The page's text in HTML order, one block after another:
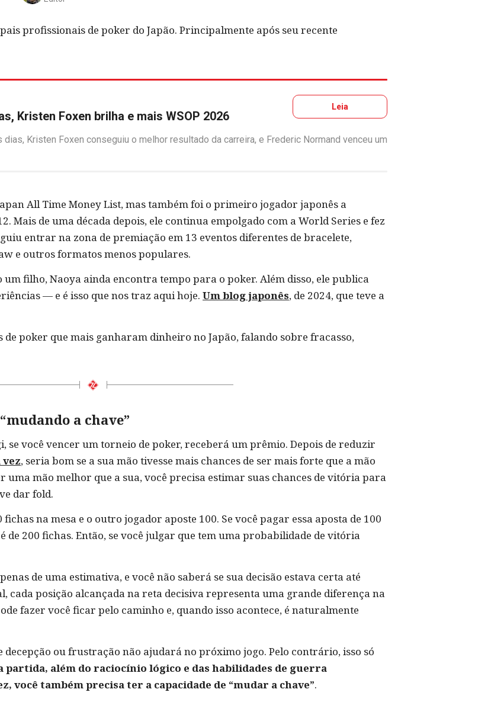
profissionais de poker do Japão. Principalmente após seu recente
Kristen Foxen brilha e mais WSOP 2026
Leia
Kristen Foxen conseguiu o melhor resultado da carreira, e Frederic Normand venceu um
All Time Money List, mas também foi o primeiro jogador japonês a
Mais de uma década depois, ele continua empolgado com a World Series e fez
entrar na zona de premiação em 13 eventos diferentes de bracelete,
e outros formatos menos populares.
filho, Naoya ainda encontra tempo para o poker. Além disso, ele publica
— e é isso que nos traz aqui hoje. Um blog japonês, de 2024, que teve a
poker que mais ganharam dinheiro no Japão, falando sobre fracasso,
a chave”
se você vencer um torneio de poker, receberá um prêmio. Depois de reduzir
, seria bom se a sua mão tivesse mais chances de ser mais forte que a mão
uma mão melhor que a sua, você precisa estimar suas chances de vitória para
dar fold.
na mesa e o outro jogador aposte 100. Se você pagar essa aposta de 100
de 200 fichas. Então, se você julgar que tem uma probabilidade de vitória
de uma estimativa, e você não saberá se sua decisão estava certa até
cada posição alcançada na reta decisiva representa uma grande diferença na
fazer você ficar pelo caminho e, quando isso acontece, é naturalmente
decepção ou frustração não ajudará no próximo jogo. Pelo contrário, isso só
partida, além do raciocínio lógico e das habilidades de guerra
você também precisa ter a capacidade de “mudar a chave”.